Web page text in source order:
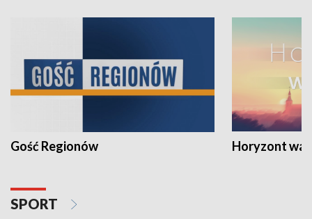
Gość Regionów Horyzont
SPORT